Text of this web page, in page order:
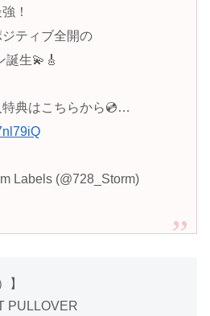
！
ティブ全開の
誕生💫🎸
典はこちらから💿…
Labels (@728_Storm)
】
PULLOVER